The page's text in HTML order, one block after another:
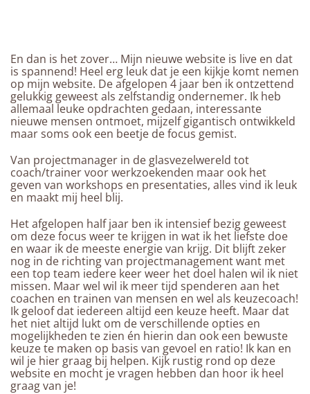
En dan is het zover… Mijn nieuwe website is live en dat
is spannend! Heel erg leuk dat je een kijkje komt nemen
op mijn website. De afgelopen 4 jaar ben ik ontzettend
gelukkig geweest als zelfstandig ondernemer. Ik heb
allemaal leuke opdrachten gedaan, interessante
nieuwe mensen ontmoet, mijzelf gigantisch ontwikkeld
maar soms ook een beetje de focus gemist.
Van projectmanager in de glasvezelwereld tot
coach/trainer voor werkzoekenden maar ook het
geven van workshops en presentaties, alles vind ik leuk
en maakt mij heel blij.
Het afgelopen half jaar ben ik intensief bezig geweest
om deze focus weer te krijgen in wat ik het liefste doe
en waar ik de meeste energie van krijg. Dit blijft zeker
nog in de richting van projectmanagement want met
een top team iedere keer weer het doel halen wil ik niet
missen. Maar wel wil ik meer tijd spenderen aan het
coachen en trainen van mensen en wel als keuzecoach!
Ik geloof dat iedereen altijd een keuze heeft. Maar dat
het niet altijd lukt om de verschillende opties en
mogelijkheden te zien én hierin dan ook een bewuste
keuze te maken op basis van gevoel en ratio! Ik kan en
wil je hier graag bij helpen. Kijk rustig rond op deze
website en mocht je vragen hebben dan hoor ik heel
graag van je!